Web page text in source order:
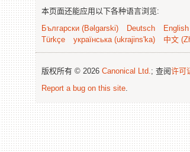
本页面还能应用以下各种语言浏览:
Български (Bəlgarski)
Deutsch English
Türkçe
українська (ukrajins'ka) 中文
版权所有 © 2026 Canonical Ltd.; 查阅许可
Report a bug on this site.